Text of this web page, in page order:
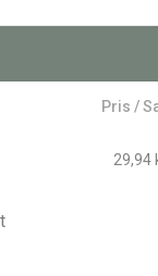
Pris /
29,94